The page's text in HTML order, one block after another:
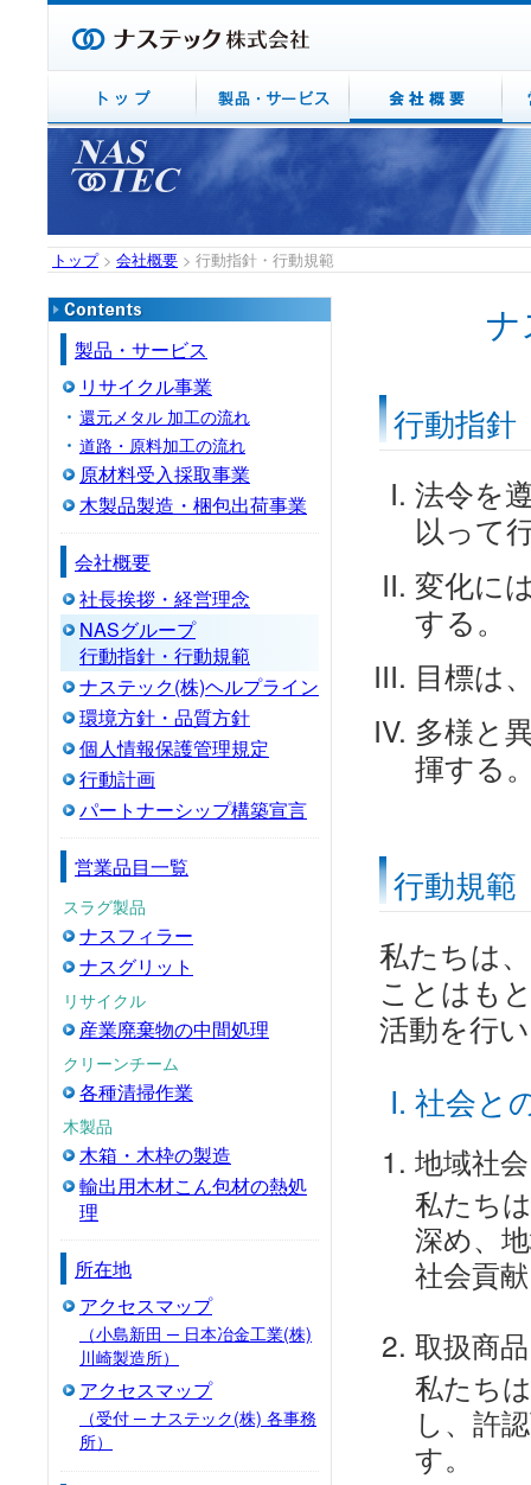
トップ> 会社概要 > 行動指針・行動規範
行動指針
法令を
以って
変化に
する。
目標は
多様と
揮する
行動規範
私たちは
ことはも
活動を行
社会と
地域社
私たち
深め、
社会貢
取扱商
私たち
し、許
す。
製品・サービス
リサイクル事業
還元メタル 加工の流れ
道路・原料加工の流れ
原材料受入採取事業
木製品製造・梱包出荷事業
会社概要
社長挨拶・経営理念
NASグループ
行動指針・行動規範
ナステック(株)ヘルプライン
環境方針・品質方針
個人情報保護管理規定
行動計画
パートナーシップ構築宣言
営業品目一覧
スラグ製品
ナスフィラー
ナスグリット
リサイクル
産業廃棄物の中間処理
クリーンチーム
各種清掃作業
木製品
木箱・木枠の製造
輸出用木材こん包材の熱処
理
所在地
アクセスマップ
（小島新田 ─ 日本冶金工業(株)
川崎製造所）
アクセスマップ
（受付 ─ ナステック(株) 各事務
所）